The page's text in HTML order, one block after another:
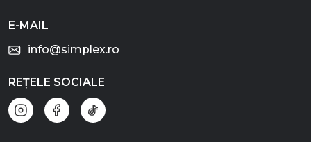
E-MAIL
info@simplex.ro
REȚELE SOCIALE